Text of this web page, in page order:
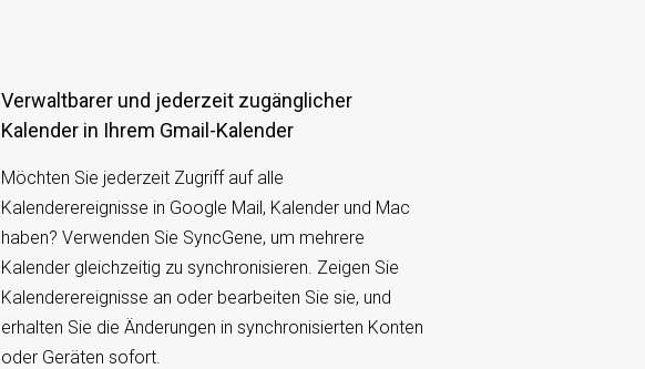
Verwaltbarer und jederzeit zugänglicher
Kalender in Ihrem Gmail-Kalender
Möchten Sie jederzeit Zugriff auf alle
Kalenderereignisse in Google Mail, Kalender und Mac
haben? Verwenden Sie SyncGene, um mehrere
Kalender gleichzeitig zu synchronisieren. Zeigen Sie
Kalenderereignisse an oder bearbeiten Sie sie, und
erhalten Sie die Änderungen in synchronisierten Konten
oder Geräten sofort.